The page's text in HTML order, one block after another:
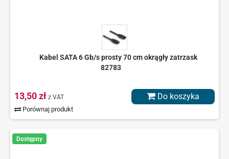
Kabel SATA 6 Gb/s prosty 70 cm okrągły zatrzask
82783
13,50 zł z VAT
Porównaj produkt
Do koszyka
Dostępny